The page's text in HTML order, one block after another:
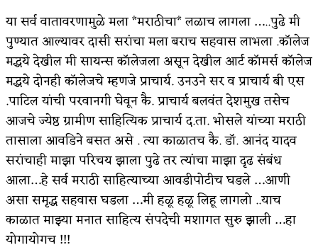
या सर्व वातावरणामुळे मला *मराठीचा* लळाच लागला …..पुढे मी
पुण्यात आल्यावर दासी सरांचा मला बराच सहवास लाभला .कॉलेज
मद्धये देखील मी सायन्स कॉलेजला असून देखील आर्ट कॉमर्स कॉलेज
मद्धये दोनही कॉलेजचे म्हणजे प्राचार्य. उनउने सर व प्राचार्य बी एस
.पाटिल यांची परवानगी घेवून कै. प्राचार्य बलवंत देशमुख तसेच
आजचे ज्येष्ठ ग्रामीण साहित्यिक प्राचार्य द.ता. भोसले यांच्या मराठी
तासाला आवडिने बसत असे . त्या काळातच कै. डॉ. आनंद यादव
सरांचाही माझा परिचय झाला पुढे तर त्यांचा माझा दृढ संबंध
आला…हे सर्व मराठी साहित्याच्या आवडीपोटीच घडले …आणी
असा समृद्ध सहवास घडला …मी हळू हळू लिहू लागलो ..याच
काळात माझ्या मनात साहित्य संपदेची मशागत सुरु झाली …हा
योगायोगच !!!